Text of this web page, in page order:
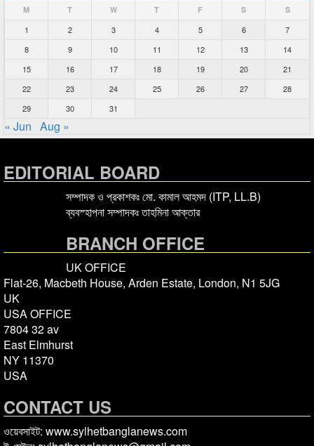
M T W T F S S
1 2 3 4 5 6
7
8
9 10 11 12 13
14
15
16 17 18 19 20
21
22
23 24 25 26 27
28
29
30 31
« Jun Aug »
EDITORIAL BOARD
সম্পাদক ও প্রকাশকঃ মো. কামাল আহমদ (ITP, LL.B)
ব্যবস্হাপনা সম্পাদকঃ তাহমিনা আক্তার
BRANCH OFFICE
UK OFFICE
Flat-26, Macbeth House, Arden Estate, London, N1 5JG
UK
USA OFFICE
7804 32 av
East Elmhurst
NY 11370
USA
CONTACT US
ওয়েবসাইট: www.sylhetbanglanews.com